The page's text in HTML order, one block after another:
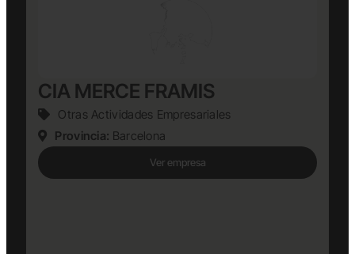
CIA MERCE FRAMIS
Otras Actividades Empresariales
Provincia: Barcelona
Ver empresa